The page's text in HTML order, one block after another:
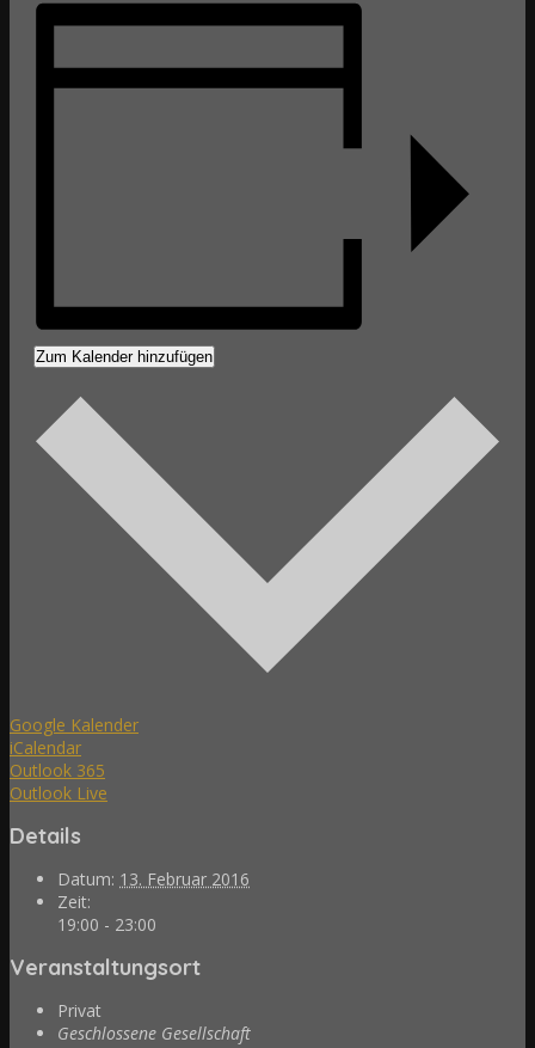
Zum Kalender hinzufügen
Google Kalender
iCalendar
Outlook 365
Outlook Live
Details
Datum: 13. Februar 2016
Zeit:
19:00 - 23:00
Veranstaltungsort
Privat
Geschlossene Gesellschaft